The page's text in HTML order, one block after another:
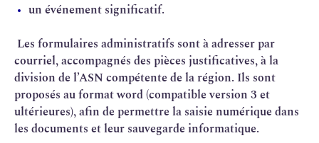
un événement significatif.
Les formulaires administratifs sont à adresser par
courriel, accompagnés des pièces justificatives, à la
division de l’ASN compétente de la région. Ils sont
proposés au format word (compatible version 3 et
ultérieures), afin de permettre la saisie numérique dans
les documents et leur sauvegarde informatique.